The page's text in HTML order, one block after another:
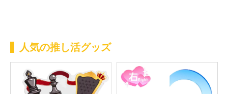
人気の推し活グッズ